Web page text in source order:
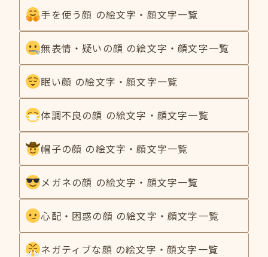
手を使う顔 の絵文字・顔文字一覧
無表情・疑いの顔 の絵文字・顔文字一覧
眠い顔 の絵文字・顔文字一覧
体調不良の顔 の絵文字・顔文字一覧
帽子の顔 の絵文字・顔文字一覧
メガネの顔 の絵文字・顔文字一覧
心配・困惑の顔 の絵文字・顔文字一覧
ネガティブな顔 の絵文字・顔文字一覧